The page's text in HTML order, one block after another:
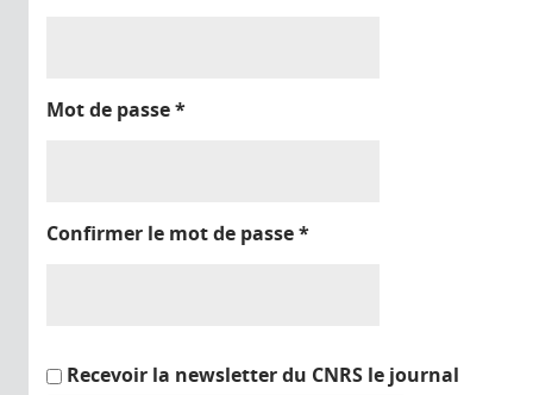
Mot de passe*
Confirmer le mot de passe*
Recevoir la newsletter du CNRS le journal